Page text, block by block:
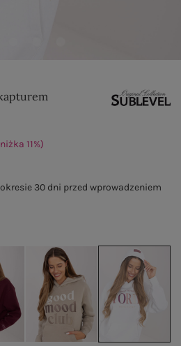
11%)
30 dni przed wprowadzeniem